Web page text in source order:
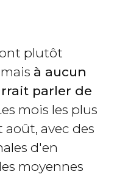
plutôt
à aucun
parler de
mois les plus
avec des
d'en
moyennes